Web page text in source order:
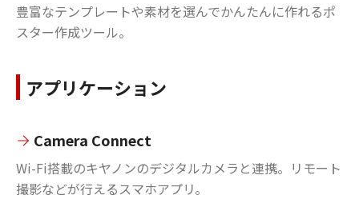
豊富なテンプレートや素材を選んでかんたんに作れるポ
スター作成ツール。
アプリケーション
Camera Connect
Wi-Fi搭載のキヤノンのデジタルカメラと連携。リモート
撮影などが行えるスマホアプリ。